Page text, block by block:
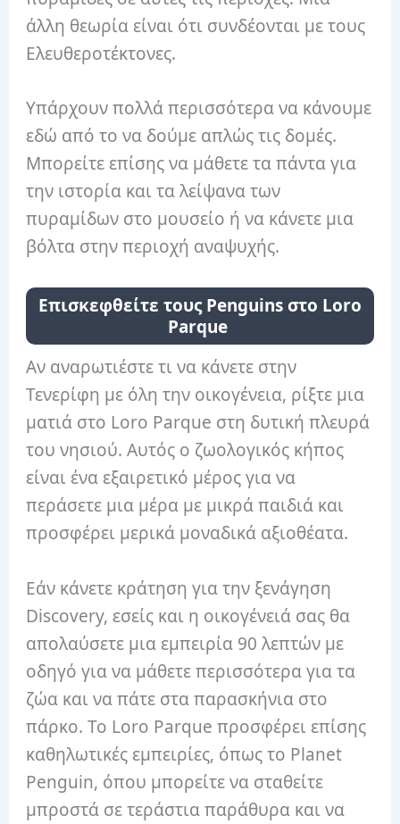
άλλη θεωρία είναι ότι συνδέονται με τους
Ελευθεροτέκτονες.
Υπάρχουν πολλά περισσότερα να κάνουμε
εδώ από το να δούμε απλώς τις δομές.
Μπορείτε επίσης να μάθετε τα πάντα για
την ιστορία και τα λείψανα των
πυραμίδων στο μουσείο ή να κάνετε μια
βόλτα στην περιοχή αναψυχής.
Επισκεφθείτε τους Penguins στο Loro
Parque
Αν αναρωτιέστε τι να κάνετε στην
Τενερίφη με όλη την οικογένεια, ρίξτε μια
ματιά στο Loro Parque στη δυτική πλευρά
του νησιού. Αυτός ο ζωολογικός κήπος
είναι ένα εξαιρετικό μέρος για να
περάσετε μια μέρα με μικρά παιδιά και
προσφέρει μερικά μοναδικά αξιοθέατα.
Εάν κάνετε κράτηση για την ξενάγηση
Discovery, εσείς και η οικογένειά σας θα
απολαύσετε μια εμπειρία 90 λεπτών με
οδηγό για να μάθετε περισσότερα για τα
ζώα και να πάτε στα παρασκήνια στο
πάρκο. Το Loro Parque προσφέρει επίσης
καθηλωτικές εμπειρίες, όπως το Planet
Penguin, όπου μπορείτε να σταθείτε
μπροστά σε τεράστια παράθυρα και να